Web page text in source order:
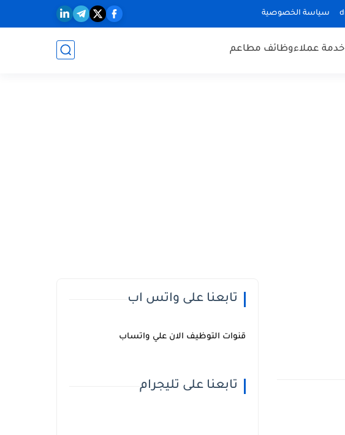
سياسة الخصوصية
خدمة عملاءوظائف مطاعم
تابعنا على واتس اب
قنوات التوظيف الان علي واتساب
تابعنا على تليجرام